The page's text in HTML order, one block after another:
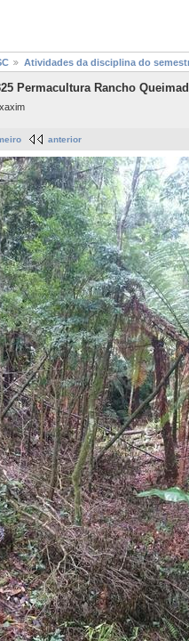
Atividades da disciplina do
Permacultura Rancho
anterior